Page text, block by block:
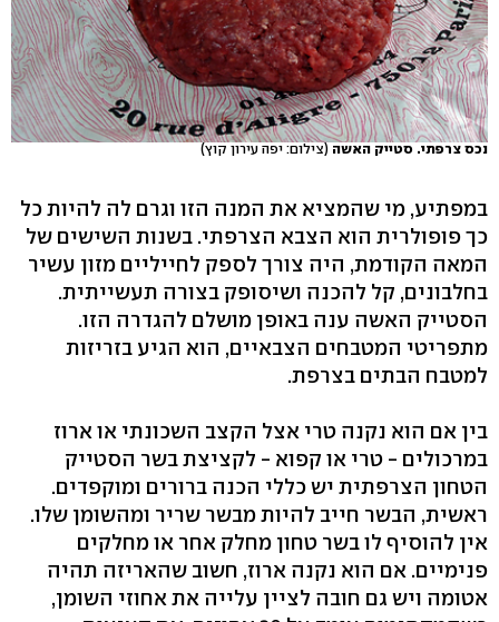
נכס צרפתי. סטייק האשה(צילום: יפה עירון קוץ)
במפתיע, מי שהמציא את המנה הזו וגרם לה להיות כל
כך פופולרית הוא הצבא הצרפתי. בשנות השישים של
המאה הקודמת, היה צורך לספק לחייליים מזון עשיר
בחלבונים, קל להכנה ושיסופק בצורה תעשייתית.
הסטייק האשה ענה באופן מושלם להגדרה הזו.
מתפריטי המטבחים הצבאיים, הוא הגיע בזריזות
למטבח הבתים בצרפת.
בין אם הוא נקנה טרי אצל הקצב השכונתי או ארוז
במרכולים - טרי או קפוא - לקציצת בשר הסטייק
הטחון הצרפתית יש כללי הכנה ברורים ומוקפדים.
ראשית, הבשר חייב להיות מבשר שריר ומהשומן שלו.
אין להוסיף לו בשר טחון מחלק אחר או מחלקים
פנימיים. אם הוא נקנה ארוז, חשוב שהאריזה תהיה
אטומה ויש גם חובה לציין עלייה את אחוזי השומן,